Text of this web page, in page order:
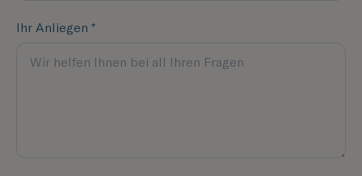
Ihr Anliegen *